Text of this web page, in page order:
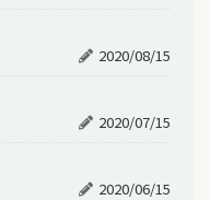
2020/08/15
2020/07/15
2020/06/15